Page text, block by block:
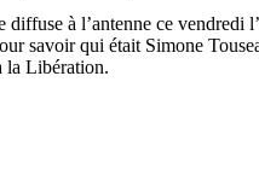
diffuse à l’antenne ce vendredi
savoir qui était Simone
la Libération.